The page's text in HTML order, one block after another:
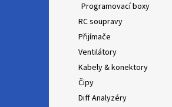
Programovací boxy
RC soupravy
Přijímače
Ventilátory
Kabely & konektory
Čipy
Diff Analyzéry